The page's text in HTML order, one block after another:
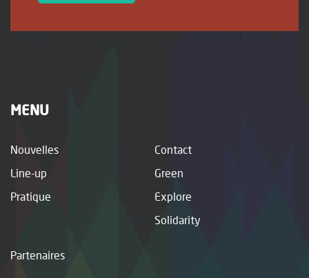
MENU
Nouvelles
Line-up
Pratique
Contact
Green
Explore
Solidarity
Partenaires